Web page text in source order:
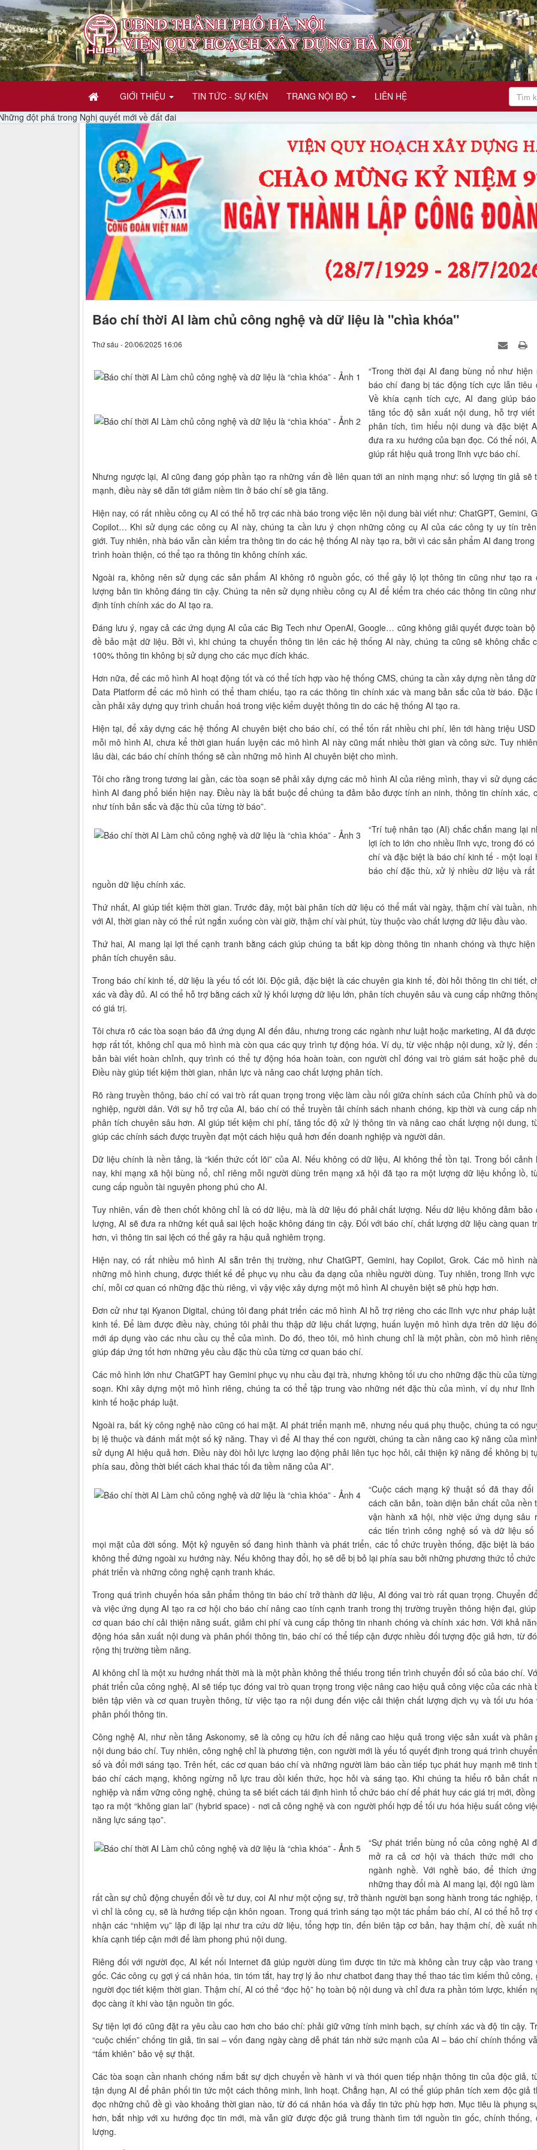
GIỚI THIỆU TIN TỨC - SỰ KIỆN TRANG NỘI BỘ
LIÊN HỆ
trong Nghị quyết mới về đất đai
Báo chí thời AI làm chủ công nghệ và dữ liệu là "chìa khóa"
Thứ sáu - 20/06/2025 16:06
“Trong thời đại AI đang bùng nổ như hiện
báo chí đang bị tác động tích cực lẫn tiêu
Về khía cạnh tích cực, AI đang giúp
tăng tốc độ sản xuất nội dung, hỗ trợ viết
phân tích, tìm hiểu nội dung và đặc biệt
đưa ra xu hướng của bạn đọc. Có thể nói,
giúp rất hiệu quả trong lĩnh vực báo chí.
Nhưng ngược lại, AI cũng đang góp phần tạo ra những vấn đề liên quan tới an ninh mạng như: số lượng tin giả sẽ
mạnh, điều này sẽ dẫn tới giảm niềm tin ở báo chí sẽ gia tăng.
Hiện nay, có rất nhiều công cụ AI có thể hỗ trợ các nhà báo trong việc lên nội dung bài viết như: ChatGPT, Gemini,
Copilot… Khi sử dụng các công cụ AI này, chúng ta cần lưu ý chọn những công cụ AI của các công ty uy tín
giới. Tuy nhiên, nhà báo vẫn cần kiểm tra thông tin do các hệ thống AI này tạo ra, bởi vì các sản phẩm AI đang trong
trình hoàn thiện, có thể tạo ra thông tin không chính xác.
Ngoài ra, không nên sử dụng các sản phẩm AI không rõ nguồn gốc, có thể gây lộ lọt thông tin cũng như tạo ra
lượng bản tin không đáng tin cậy. Chúng ta nên sử dụng nhiều công cụ AI để kiểm tra chéo các thông tin cũng
định tính chính xác do AI tạo ra.
Đáng lưu ý, ngay cả các ứng dụng AI của các Big Tech như OpenAI, Google… cũng không giải quyết được toàn bộ
đề bảo mật dữ liệu. Bởi vì, khi chúng ta chuyển thông tin lên các hệ thống AI này, chúng ta cũng sẽ không chắc
100% thông tin không bị sử dụng cho các mục đích khác.
Hơn nữa, để các mô hình AI hoạt động tốt và có thể tích hợp vào hệ thống CMS, chúng ta cần xây dựng nền tảng
Data Platform để các mô hình có thể tham chiếu, tạo ra các thông tin chính xác và mang bản sắc của tờ báo. Đặc
cần phải xây dựng quy trình chuẩn hoá trong việc kiểm duyệt thông tin do các hệ thống AI tạo ra.
Hiện tại, để xây dựng các hệ thống AI chuyên biệt cho báo chí, có thể tốn rất nhiều chi phí, lên tới hàng triệu USD
mỗi mô hình AI, chưa kể thời gian huấn luyện các mô hình AI này cũng mất nhiều thời gian và công sức. Tuy
lâu dài, các báo chí chính thống sẽ cần những mô hình AI chuyên biệt cho mình.
Tôi cho rằng trong tương lai gần, các tòa soạn sẽ phải xây dựng các mô hình AI của riêng mình, thay vì sử dụng
hình AI đang phổ biến hiện nay. Điều này là bắt buộc để chúng ta đảm bảo được tính an ninh, thông tin chính xác,
như tính bản sắc và đặc thù của từng tờ báo”.
“Trí tuệ nhân tạo (AI) chắc chắn mang lại
lợi ích to lớn cho nhiều lĩnh vực, trong đó có
chí và đặc biệt là báo chí kinh tế - một loại
báo chí đặc thù, xử lý nhiều dữ liệu và rất
nguồn dữ liệu chính xác.
Thứ nhất, AI giúp tiết kiệm thời gian. Trước đây, một bài phân tích dữ liệu có thể mất vài ngày, thậm chí vài tuần,
với AI, thời gian này có thể rút ngắn xuống còn vài giờ, thậm chí vài phút, tùy thuộc vào chất lượng dữ liệu đầu vào.
Thứ hai, AI mang lại lợi thế cạnh tranh bằng cách giúp chúng ta bắt kịp dòng thông tin nhanh chóng và thực
phân tích chuyên sâu.
Trong báo chí kinh tế, dữ liệu là yếu tố cốt lõi. Độc giả, đặc biệt là các chuyên gia kinh tế, đòi hỏi thông tin chi tiết,
xác và đầy đủ. AI có thể hỗ trợ bằng cách xử lý khối lượng dữ liệu lớn, phân tích chuyên sâu và cung cấp những
có giá trị.
Tôi chưa rõ các tòa soạn báo đã ứng dụng AI đến đâu, nhưng trong các ngành như luật hoặc marketing, AI đã
hợp rất tốt, không chỉ qua mô hình mà còn qua các quy trình tự động hóa. Ví dụ, từ việc nhập nội dung, xử lý, đến
bản bài viết hoàn chỉnh, quy trình có thể tự động hóa hoàn toàn, con người chỉ đóng vai trò giám sát hoặc phê
Điều này giúp tiết kiệm thời gian, nhân lực và nâng cao chất lượng phân tích.
Rõ ràng truyền thông, báo chí có vai trò rất quan trọng trong việc làm cầu nối giữa chính sách của Chính phủ và
nghiệp, người dân. Với sự hỗ trợ của AI, báo chí có thể truyền tải chính sách nhanh chóng, kịp thời và cung cấp
phân tích chuyên sâu hơn. AI giúp tiết kiệm chi phí, tăng tốc độ xử lý thông tin và nâng cao chất lượng nội dung,
giúp các chính sách được truyền đạt một cách hiệu quả hơn đến doanh nghiệp và người dân.
Dữ liệu chính là nền tảng, là “kiến thức cốt lõi” của AI. Nếu không có dữ liệu, AI không thể tồn tại. Trong bối cảnh
nay, khi mạng xã hội bùng nổ, chỉ riêng mỗi người dùng trên mạng xã hội đã tạo ra một lượng dữ liệu khổng lồ,
cung cấp nguồn tài nguyên phong phú cho AI.
Tuy nhiên, vấn đề then chốt không chỉ là có dữ liệu, mà là dữ liệu đó phải chất lượng. Nếu dữ liệu không đảm bảo
lượng, AI sẽ đưa ra những kết quả sai lệch hoặc không đáng tin cậy. Đối với báo chí, chất lượng dữ liệu càng quan
hơn, vì thông tin sai lệch có thể gây ra hậu quả nghiêm trọng.
Hiện nay, có rất nhiều mô hình AI sẵn trên thị trường, như ChatGPT, Gemini, hay Copilot, Grok. Các mô hình
những mô hình chung, được thiết kế để phục vụ nhu cầu đa dạng của nhiều người dùng. Tuy nhiên, trong lĩnh vực
chí, mỗi cơ quan có những đặc thù riêng, vì vậy việc xây dựng một mô hình AI chuyên biệt sẽ phù hợp hơn.
Đơn cử như tại Kyanon Digital, chúng tôi đang phát triển các mô hình AI hỗ trợ riêng cho các lĩnh vực như pháp
kinh tế. Để làm được điều này, chúng tôi phải thu thập dữ liệu chất lượng, huấn luyện mô hình dựa trên dữ liệu
mới áp dụng vào các nhu cầu cụ thể của mình. Do đó, theo tôi, mô hình chung chỉ là một phần, còn mô hình
giúp đáp ứng tốt hơn những yêu cầu đặc thù của từng cơ quan báo chí.
Các mô hình lớn như ChatGPT hay Gemini phục vụ nhu cầu đại trà, nhưng không tối ưu cho những đặc thù của
soạn. Khi xây dựng một mô hình riêng, chúng ta có thể tập trung vào những nét đặc thù của mình, ví dụ như
kinh tế hoặc pháp luật.
Ngoài ra, bất kỳ công nghệ nào cũng có hai mặt. AI phát triển mạnh mẽ, nhưng nếu quá phụ thuộc, chúng ta có
bị lệ thuộc và đánh mất một số kỹ năng. Thay vì để AI thay thế con người, chúng ta cần nâng cao kỹ năng của
sử dụng AI hiệu quả hơn. Điều này đòi hỏi lực lượng lao động phải liên tục học hỏi, cải thiện kỹ năng để không bị
phía sau, đồng thời biết cách khai thác tối đa tiềm năng của AI”.
“Cuộc cách mạng kỹ thuật số đã thay đổi
cách căn bản, toàn diện bản chất của nền
vận hành xã hội, nhờ việc ứng dụng sâu
các tiến trình công nghệ số và dữ liệu số
mọi mặt của đời sống. Một kỷ nguyên số đang hình thành và phát triển, các tổ chức truyền thống, đặc biệt là
không thể đứng ngoài xu hướng này. Nếu không thay đổi, họ sẽ dễ bị bỏ lại phía sau bởi những phương thức tổ
phát triển và những công nghệ cạnh tranh khác.
Trong quá trình chuyển hóa sản phẩm thông tin báo chí trở thành dữ liệu, AI đóng vai trò rất quan trọng. Chuyển
và việc ứng dụng AI tạo ra cơ hội cho báo chí nâng cao tính cạnh tranh trong thị trường truyền thông hiện đại,
cơ quan báo chí cải thiện năng suất, giảm chi phí và cung cấp thông tin nhanh chóng và chính xác hơn. Với khả
động hóa sản xuất nội dung và phân phối thông tin, báo chí có thể tiếp cận được nhiều đối tượng độc giả hơn, từ
rộng thị trường tiềm năng.
AI không chỉ là một xu hướng nhất thời mà là một phần không thể thiếu trong tiến trình chuyển đổi số của báo chí.
phát triển của công nghệ, AI sẽ tiếp tục đóng vai trò quan trọng trong việc nâng cao hiệu quả công việc của các nhà
biên tập viên và cơ quan truyền thông, từ việc tạo ra nội dung đến việc cải thiện chất lượng dịch vụ và tối ưu hóa
phân phối thông tin.
Công nghệ AI, như nền tảng Askonomy, sẽ là công cụ hữu ích để nâng cao hiệu quả trong việc sản xuất và phân
nội dung báo chí. Tuy nhiên, công nghệ chỉ là phương tiện, con người mới là yếu tố quyết định trong quá trình
số và đổi mới sáng tạo. Trên hết, các cơ quan báo chí và những người làm báo cần tiếp tục phát huy mạnh mẽ tinh
báo chí cách mạng, không ngừng nỗ lực trau dồi kiến thức, học hỏi và sáng tạo. Khi chúng ta hiểu rõ bản chất
nghiệp và nắm vững công nghệ, chúng ta sẽ biết cách tái định hình tổ chức báo chí để phát huy các giá trị mới,
tạo ra một “không gian lai” (hybrid space) - nơi cả công nghệ và con người phối hợp để tối ưu hóa hiệu suất công
năng lực sáng tạo”.
“Sự phát triển bùng nổ của công nghệ AI
mở ra cả cơ hội và thách thức mới cho
ngành nghề. Với nghề báo, để thích
những thay đổi mà AI mang lại, đội ngũ làm
rất cần sự chủ động chuyển đổi về tư duy, coi AI như một cộng sự, trở thành người bạn song hành trong tác nghiệp,
vì chỉ là công cụ, sẽ là hướng tiếp cận khôn ngoan. Trong quá trình sáng tạo một tác phẩm báo chí, AI có thể hỗ trợ
nhận các “nhiệm vụ” lặp đi lặp lại như tra cứu dữ liệu, tổng hợp tin, đến biên tập cơ bản, hay thậm chí, đề xuất
khía cạnh tiếp cận mới để làm phong phú nội dung.
Riêng đối với người đọc, AI kết nối Internet đã giúp người dùng tìm được tin tức mà không cần truy cập vào trang
gốc. Các công cụ gợi ý cá nhân hóa, tin tóm tắt, hay trợ lý ảo như chatbot đang thay thế thao tác tìm kiếm thủ công,
người đọc tiết kiệm thời gian. Thậm chí, AI có thể “đọc hộ” họ toàn bộ nội dung và chỉ đưa ra phần tóm lược, khiến
đọc càng ít khi vào tận nguồn tin gốc.
Sự tiện lợi đó cũng đặt ra yêu cầu cao hơn cho báo chí: phải giữ vững tính minh bạch, sự chính xác và độ tin cậy.
“cuộc chiến” chống tin giả, tin sai – vốn đang ngày càng dễ phát tán nhờ sức mạnh của AI – báo chí chính thống
“tấm khiên” bảo vệ sự thật.
Các tòa soạn cần nhanh chóng nắm bắt sự dịch chuyển về hành vi và thói quen tiếp nhận thông tin của độc giả,
tận dụng AI để phân phối tin tức một cách thông minh, linh hoạt. Chẳng hạn, AI có thể giúp phân tích xem độc giả
đọc những chủ đề gì vào khoảng thời gian nào, từ đó cá nhân hóa và đẩy tin tức phù hợp hơn. Mục tiêu là phụng
hơn, bắt nhịp với xu hướng đọc tin mới, mà vẫn giữ được độc giả trung thành tìm tới nguồn tin gốc, chính thống,
lượng.